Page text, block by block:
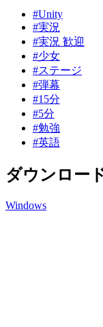
#Unity
#実況
#実況 歓迎
#少女
#ステージ
#弾幕
#15分
#5分
#勉強
#英語
ダウンロー
Windows